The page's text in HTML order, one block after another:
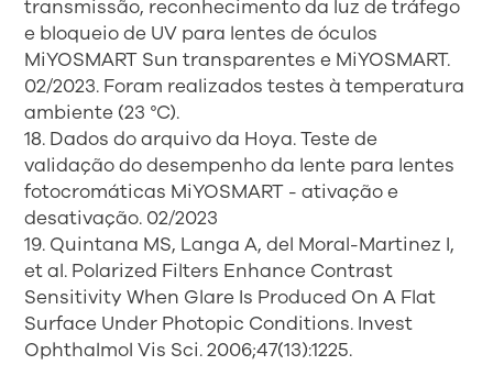
transmissão, reconhecimento da luz de tráfego
e bloqueio de UV para lentes de óculos
MiYOSMART Sun transparentes e MiYOSMART.
02/2023. Foram realizados testes à temperatura
ambiente (23 °C).
18. Dados do arquivo da Hoya. Teste de
validação do desempenho da lente para lentes
fotocromáticas MiYOSMART - ativação e
desativação. 02/2023
19. Quintana MS, Langa A, del Moral-Martinez I,
et al. Polarized Filters Enhance Contrast
Sensitivity When Glare Is Produced On A Flat
Surface Under Photopic Conditions. Invest
Ophthalmol Vis Sci. 2006;47(13):1225.